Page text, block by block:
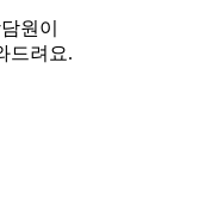
원이
드려요.